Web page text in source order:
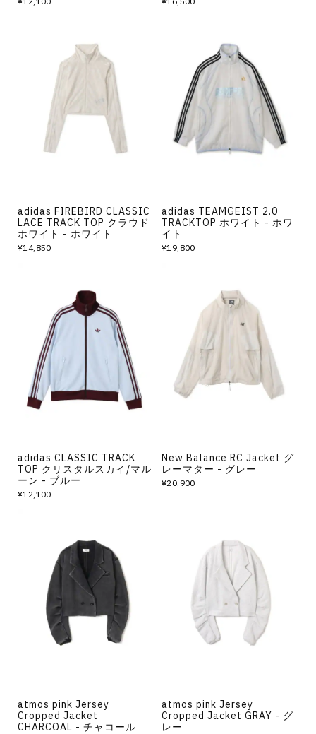
adidas FIREBIRD CLASSIC
LACE TRACK TOP クラウド
ホワイト - ホワイト
¥14,850
adidas TEAMGEIST 2.0
TRACKTOP ホワイト - ホワ
イト
¥19,800
adidas CLASSIC TRACK
TOP クリスタルスカイ/マル
ーン - ブルー
¥12,100
New Balance RC Jacket グ
レーマター - グレー
¥20,900
atmos pink Jersey
Cropped Jacket
CHARCOAL - チャコール
atmos pink Jersey
Cropped Jacket GRAY - グ
レー